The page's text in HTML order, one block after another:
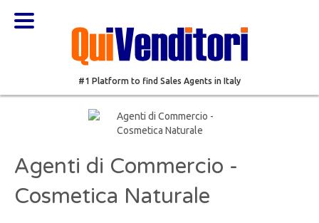
#1 Platform to find Sales Agents in Italy
Agenti di Commercio -
Cosmetica Naturale